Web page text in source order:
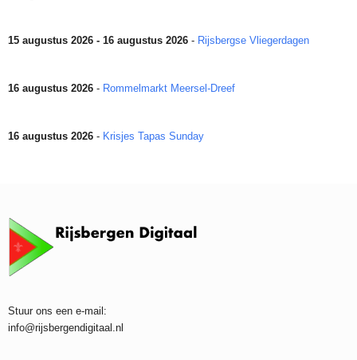
15 augustus 2026 - 16 augustus 2026 - Rijsbergse Vliegerdagen
16 augustus 2026 - Rommelmarkt Meersel-Dreef
16 augustus 2026 - Krisjes Tapas Sunday
Stuur ons een e-mail:
info@rijsbergendigitaal.nl